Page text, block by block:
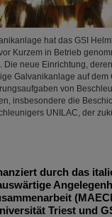
hat das GSI
Kurzem in Betrieb
Die neue Einrichtung,
Galvanikanlage auf dem
von
insbesondere die
UNILAC, der
durch das
Triest und